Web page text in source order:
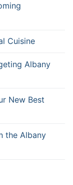
Cuisine
Albany
New Best
the Albany